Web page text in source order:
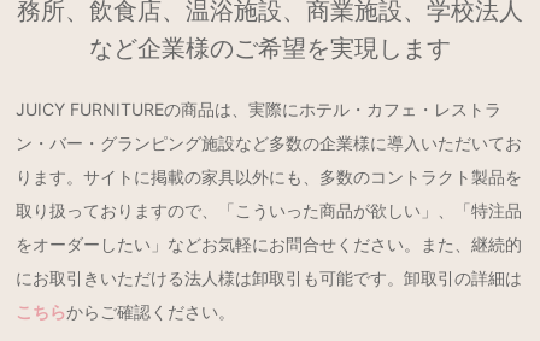
務所、飲食店、温浴施設、商業施設、学校法人
など企業様のご希望を実現します
JUICY FURNITUREの商品は、実際にホテル・カフェ・レストラ
ン・バー・グランピング施設など多数の企業様に導入いただいてお
ります。サイトに掲載の家具以外にも、多数のコントラクト製品を
取り扱っておりますので、「こういった商品が欲しい」、「特注品
をオーダーしたい」などお気軽にお問合せください。また、継続的
にお取引きいただける法人様は卸取引も可能です。卸取引の詳細は
こちらからご確認ください。